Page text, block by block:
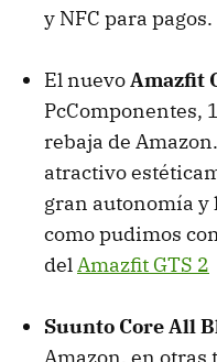
y NFC para pagos.
El nuevoAmazfit
PcComponentes,
rebaja de
atractivo
gran autonomía y
como pudimos
delAmazfit GTS 2
Suunto Core All